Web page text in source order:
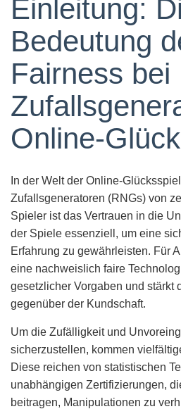
Einleitung:
Bedeutung
Fairness bei
Online-
In der Welt der Online-
Zufallsgeneratoren (RNGs) von
Spieler ist das Vertrauen in die
der Spiele essenziell, um eine
Erfahrung zu gewährleisten. Für
eine nachweislich faire
gesetzlicher Vorgaben und stärkt
gegenüber der Kundschaft.
Um die Zufälligkeit und
sicherzustellen, kommen
Diese reichen von statistischen
unabhängigen Zertifizierungen,
beitragen, Manipulationen zu